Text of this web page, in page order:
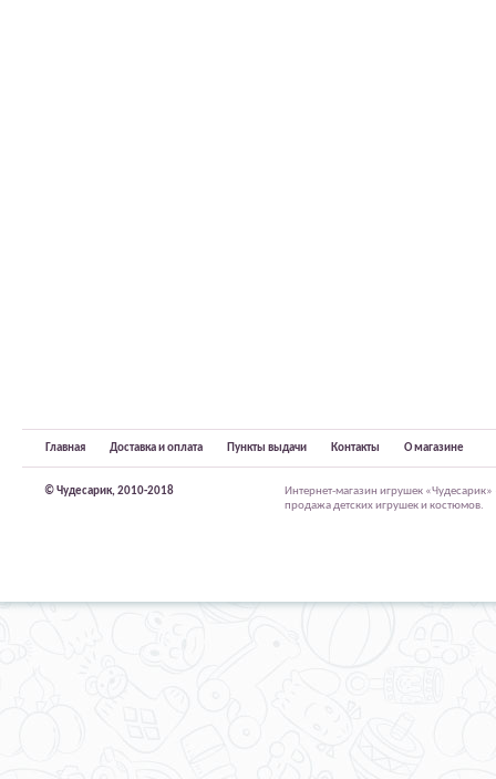
Главная Доставка и оплата Пункты выдачи Контакты О магазине
© Чудесарик, 2010-2018
Интернет-магазин игрушек
продажа детских игрушек и костюмов.